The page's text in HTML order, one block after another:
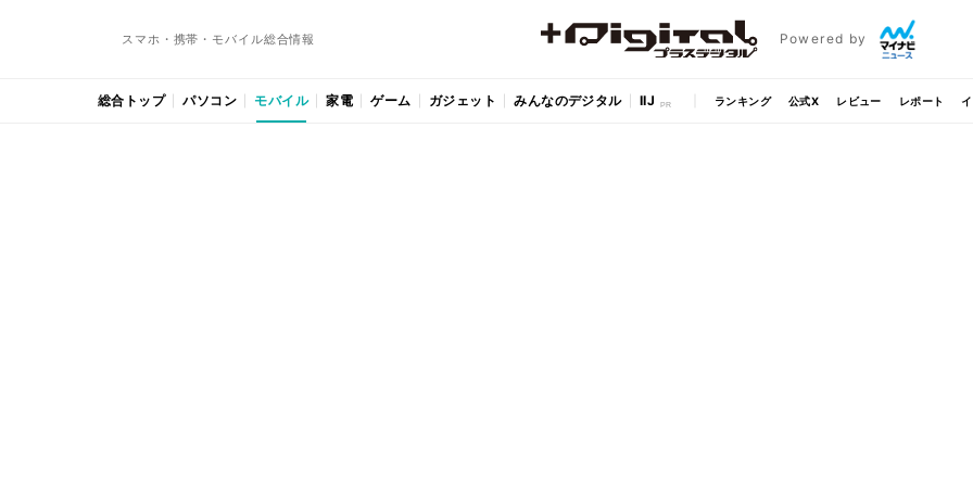
スマホ・携帯・モバイル総合情報 Powered by
総合トップ パソコン モバイル 家電 ゲーム ガジェット みんなのデジタル IIJ ランキング 公式X レビュー レポート